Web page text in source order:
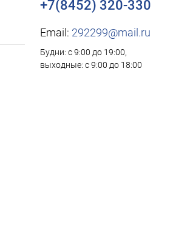
+7(8452) 320-330
Email: 292299@mail.ru
Будни: с 9:00 до 19:00,
выходные: с 9:00 до 18:00